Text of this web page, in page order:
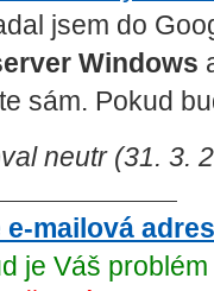
jsem do
Windows
sám. Pokud
neutr (31. 3.
e-mailová
je Váš